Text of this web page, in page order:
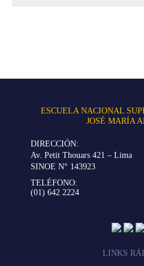
ESCUELA NACIONAL
JOSÉ MARÍA
DIRECCIÓN:
Av. Petit Thouars 421 – Lima
SINOE N° 143923
TELÉFONO:
(01) 642 2224
LINKS